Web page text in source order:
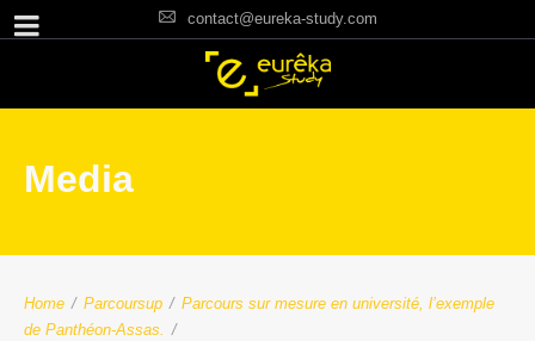
contact@eureka-study.com
Media
Home / Parcoursup / Parcours sur mesure en université, l’exemple
de Panthéon-Assas.
/